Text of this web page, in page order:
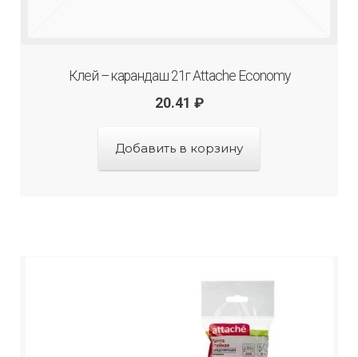
Клей – карандаш 21г Attache Economy
20.41 ₽
Добавить в корзину